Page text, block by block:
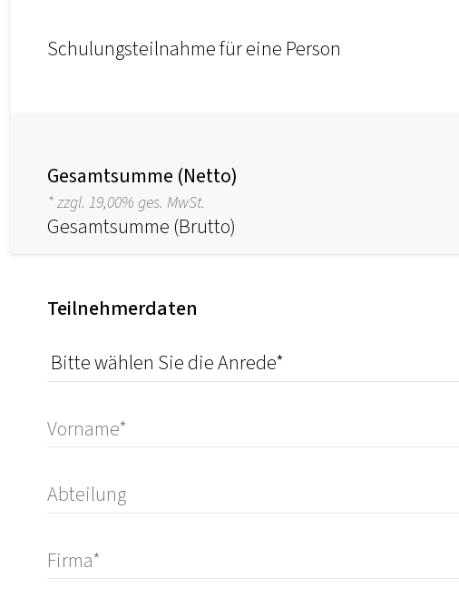
Schulungsteilnahme für eine Person
Gesamtsumme (Netto)
* zzgl. 19,00% ges. MwSt.
Gesamtsumme (Brutto)
Teilnehmerdaten